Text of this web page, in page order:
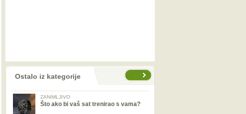
Ostalo iz kategorije
ZANIMLJIVO
Što ako bi vaš sat trenirao s vama?